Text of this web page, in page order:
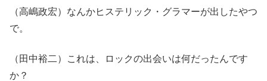
（高嶋政宏）なんかヒステリック・グラマーが出したやつ
で。
（田中裕二）これは、ロックの出会いは何だったんです
か？